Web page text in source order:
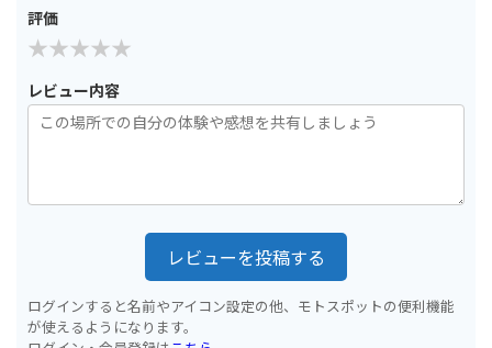
評価
レビュー内容
レビューを投稿する
ログインすると名前やアイコン設定の他、モトスポットの便利機能
が使えるようになります。